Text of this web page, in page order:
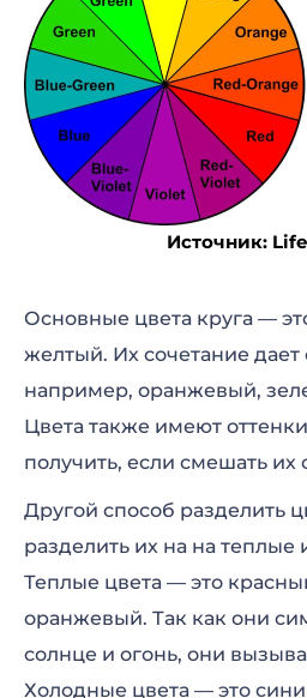
Источник:
Основные цвета круга —
желтый. Их сочетание
например, оранжевый,
Цвета также имеют
получить, если смешать их
Другой способ разделить
разделить их на на теплые
Теплые цвета — это
оранжевый. Так как они
солнце и огонь, они
Холодные цвета — это